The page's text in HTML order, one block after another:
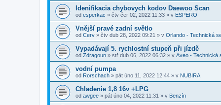
Idenifikacia chybovych kodov Daewoo Scan
od esperkac » čtv čer 02, 2022 11:33 » v ESPERO
Vnější pravé zadní světlo
od Cerv » čtv dub 28, 2022 09:21 » v Orlando - Technická
Vypadávají 5. rychlostní stupeň při jízdě
od Zdragoun » stř dub 06, 2022 06:32 » v Aveo - Technická
vodní pumpa
od Rorschach » pát úno 11, 2022 12:44 » v NUBIRA
Chladenie 1,8 16v +LPG
od awgee » pát úno 04, 2022 11:31 » v Benzín